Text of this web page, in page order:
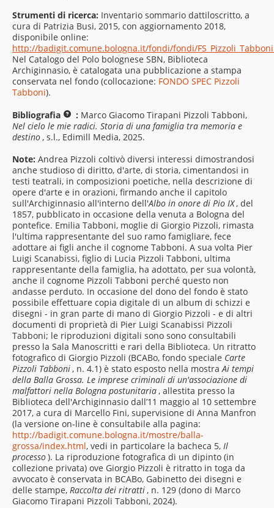
Strumenti di ricerca: Inventario sommario dattiloscritto, a
cura di Patrizia Busi, 2015, con aggiornamento 2018,
disponibile online:
http://badigit.comune.bologna.it/fondi/fondi/
Nel Catalogo del Polo bolognese SBN, Biblioteca
Archiginnasio, è catalogata una pubblicazione a stampa
conservata nel fondo (collocazione: FONDO SPEC Pizzoli
Tabboni).
Bibliografia
: Marco Giacomo Tirapani Pizzoli Tabboni,
Nel cielo le mie radici. Storia di una famiglia tra memoria e
destino, s.l., Edimill Media, 2025.
Note: Andrea Pizzoli coltivò diversi interessi dimostrandosi
anche studioso di diritto, d'arte, di storia, cimentandosi in
testi teatrali, in composizioni poetiche, nella descrizione di
opere d'arte e in orazioni, firmando anche il capitolo
sull'Archiginnasio all'interno dell'Albo in onore di Pio IX, del
1857, pubblicato in occasione della venuta a Bologna del
pontefice. Emilia Tabboni, moglie di Giorgio Pizzoli, rimasta
l'ultima rappresentante del suo ramo famigliare, fece
adottare ai figli anche il cognome Tabboni. A sua volta Pier
Luigi Scanabissi, figlio di Lucia Pizzoli Tabboni, ultima
rappresentante della famiglia, ha adottato, per sua volontà,
anche il cognome Pizzoli Tabboni perché questo non
andasse perduto. In occasione del dono del fondo è stato
possibile effettuare copia digitale di un album di schizzi e
disegni - in gran parte di mano di Giorgio Pizzoli - e di altri
documenti di proprietà di Pier Luigi Scanabissi Pizzoli
Tabboni; le riproduzioni digitali sono sono consultabili
presso la Sala Manoscritti e rari della Biblioteca. Un ritratto
fotografico di Giorgio Pizzoli (BCABo, fondo speciale Carte
Pizzoli Tabboni, n. 4.1) è stato esposto nella mostraAi tempi
della Balla Grossa. Le imprese criminali di un'associazione di
malfattori nella Bologna postunitaria, allestita presso la
Biblioteca dell'Archiginnasio dall’11 maggio al 10 settembre
2017, a cura di Marcello Fini, supervisione di Anna Manfron
(la versione on-line è consultabile alla pagina:
http://badigit.comune.bologna.it/mostre/balla-
grossa/index.html, vedi in particolare la bacheca 5, Il
processo). La riproduzione fotografica di un dipinto (in
collezione privata) ove Giorgio Pizzoli è ritratto in toga da
avvocato è conservata in BCABo, Gabinetto dei disegni e
delle stampe, Raccolta dei ritratti, n. 129 (dono di Marco
Giacomo Tirapani Pizzoli Tabboni, 2024).